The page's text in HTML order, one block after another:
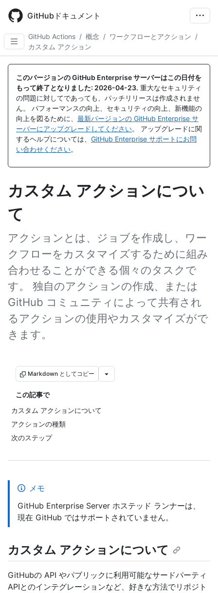
main
content
GitHubドキュメント
GitHub Actions / 概念 / ワークフローとアクション /
カスタム アクション
このバージョンの GitHub Enterprise サーバーはこの日付を
もって終了となりました: 2026-04-23. 重大なセキュリティ
の問題に対してであっても、パッチリリースは作成されませ
ん。 パフォーマンスの向上、セキュリティの向上、新機能の
向上を図るために、 最新バージョンの GitHub Enterprise サ
ーバーにアップグレードしてください。 アップグレードに関
するヘルプについては、 GitHub Enterprise サポートにお問
い合わせください。
カスタム アクションについ
て
アクションとは、ジョブを作成し、ワー
クフローをカスタマイズするために組み
合わせることができる個々のタスクで
す。 独自のアクションの作成、または
GitHub コミュニティによって共有され
るアクションの使用やカスタマイズがで
きます。
Markdown としてコピー
この記事で
カスタム アクションについて
アクションの種類
次のステップ
メモ
GitHub Enterprise Server ホステッド ランナーは、
現在 GitHub ではサポートされていません。
カスタム アクションについて
GitHubの API やパブリックに利用可能なサードパーティ
APIとのインテグレーションなど、好きな方法でリポジト